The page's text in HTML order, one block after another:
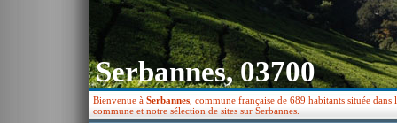
Serbannes, 03700
Bienvenue à Serbannes , commune française de 689 habitants située
commune et notre sélection de sites sur Serbannes.